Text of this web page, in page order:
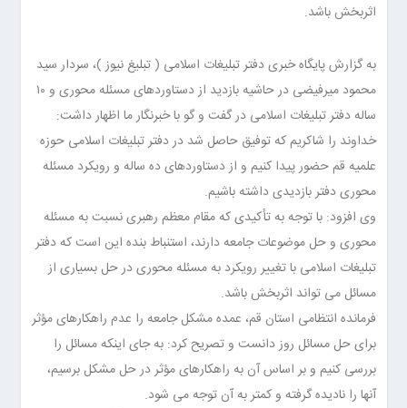
اثربخش باشد.
به گزارش پایگاه خبری دفتر تبلیغات اسلامی (تبلیغ نیوز )، سردار سید
محمود میرفیضی در حاشیه بازدید از دستاوردهای مسئله محوری و ۱۰
ساله دفتر تبلیغات اسلامی در گفت و گو با خبرنگار ما اظهار داشت:
خداوند را شاکریم که توفیق حاصل شد در دفتر تبلیغات اسلامی حوزه
علمیه قم حضور پیدا کنیم و از دستاوردهای ده ساله و رویکرد مسئله
محوری دفتر بازدیدی داشته باشیم.
وی افزود: با توجه به تأکیدی که مقام معظم رهبری نسبت به مسئله
محوری و حل موضوعات جامعه دارند، استنباط بنده این است که دفتر
تبلیغات اسلامی با تغییر رویکرد به مسئله محوری در حل بسیاری از
مسائل می تواند اثربخش باشد.
فرمانده انتظامی استان قم، عمده مشکل جامعه را عدم راهکارهای مؤثر
برای حل مسائل روز دانست و تصریح کرد: به جای اینکه مسائل را
بررسی کنیم و بر اساس آن به راهکارهای مؤثر در حل مشکل برسیم،
آنها را نادیده گرفته و کمتر به آن توجه می شود.